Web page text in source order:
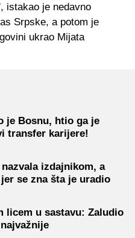
istakao je nedavno
Srpske, a potom je
ukrao Mijata
je Bosnu, htio ga je
transfer karijere!
izdajnikom, a
se zna šta je uradio
licem u sastavu: Zaludio